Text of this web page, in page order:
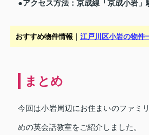
●アクセス方法：京成線「京成小岩」
おすすめ物件情報｜ 江戸川区小岩の物件
まとめ
今回は小岩周辺にお住まいのファミ
めの英会話教室をご紹介しました。